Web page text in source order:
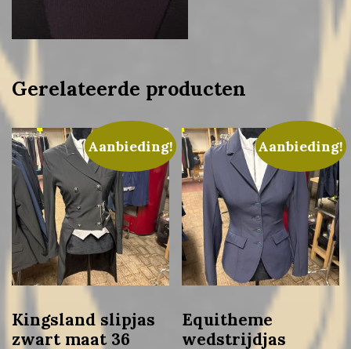
Gerelateerde producten
Aanbieding!
Kingsland slipjas
zwart maat 36
Aanbieding!
Equitheme
wedstrijdjas